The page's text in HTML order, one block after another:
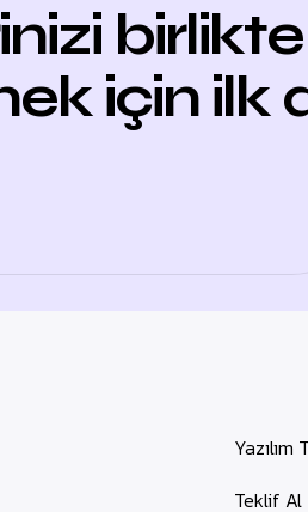
birlikte
için ilk
Yazılım
Teklif Al